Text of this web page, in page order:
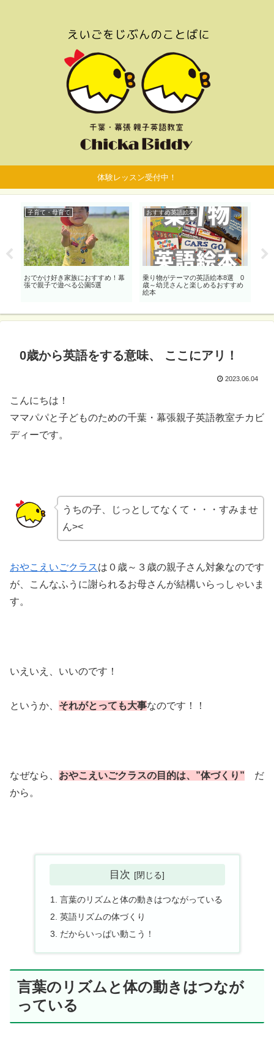
体験レッスン受付中！
子育て・母育て
おでかけ好き家族におすすめ！幕
張で親子で遊べる公園5選
おすすめ英語絵本
乗り物がテーマの英語絵本8選 0
歳～幼児さんと楽しめるおすすめ
絵本
0歳から英語をする意味、 ここにアリ！
2023.06.04
こんにちは！
ママパパと子どものための千葉・幕張親子英語教室チカビ
ディーです。
うちの子、じっとしてなくて・・・すみませ
ん><
おやこえいごクラスは０歳～３歳の親子さん対象なのです
が、こんなふうに謝られるお母さんが結構いらっしゃいま
す。
いえいえ、いいのです！
というか、 それがとっても大事なのです！！
なぜなら、 おやこえいごクラスの目的は、”体づくり” だ
から。
目次
言葉のリズムと体の動きはつながっている
英語リズムの体づくり
だからいっぱい動こう！
言葉のリズムと体の動きはつなが
っている